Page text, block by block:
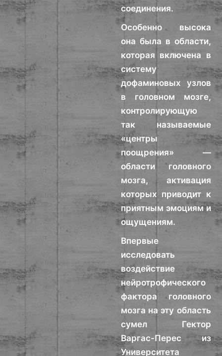
соединения.
Особенно высока
она была в области,
которая включена в
систему
дофаминовых узлов
в головном мозге,
контролирующую
так называемые
«центры
поощрения» —
области головного
мозга, активация
которых приводит к
приятным эмоциям и
ощущениям.
Впервые
исследовать
воздействие
нейротрофического
фактора головного
мозга на эту область
сумел Гектор
Варгас-Перес из
Университета